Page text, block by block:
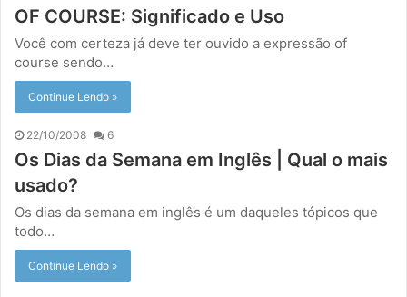
OF COURSE: Significado e Uso
Você com certeza já deve ter ouvido a expressão of
course sendo…
Continue Lendo »
22/10/2008 6
Os Dias da Semana em Inglês | Qual o mais
usado?
Os dias da semana em inglês é um daqueles tópicos que
todo…
Continue Lendo »